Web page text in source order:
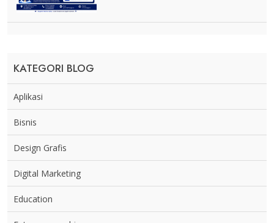
KATEGORI BLOG
Aplikasi
Bisnis
Design Grafis
Digital Marketing
Education